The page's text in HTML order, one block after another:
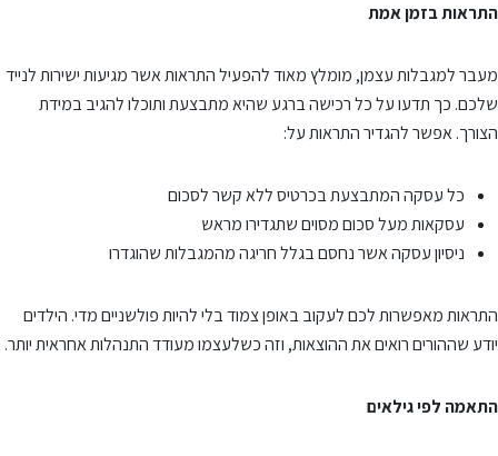
התראות בזמן אמת
מעבר למגבלות עצמן, מומלץ מאוד להפעיל התראות אשר מגיעות ישירות לנייד
שלכם. כך תדעו על כל רכישה ברגע שהיא מתבצעת ותוכלו להגיב במידת
הצורך. אפשר להגדיר התראות על:
כל עסקה המתבצעת בכרטיס ללא קשר לסכום
עסקאות מעל סכום מסוים שתגדירו מראש
ניסיון עסקה אשר נחסם בגלל חריגה מהמגבלות שהוגדרו
התראות מאפשרות לכם לעקוב באופן צמוד בלי להיות פולשניים מדי. הילדים
יודע שההורים רואים את ההוצאות, וזה כשלעצמו מעודד התנהלות אחראית יותר.
התאמה לפי גילאים